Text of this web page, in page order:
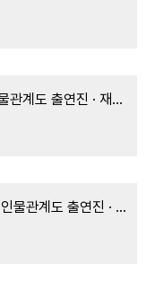
혼례대첩 / 등장인물 인물관계도 출연진 · 재방송 다시보기 · 방송시간 시청률 몇부작 회차 정
우아한 제국 / 등장인물 인물관계도 출연진 · 재방송 다시보기 · 방송시간 시청률 몇부작 회차